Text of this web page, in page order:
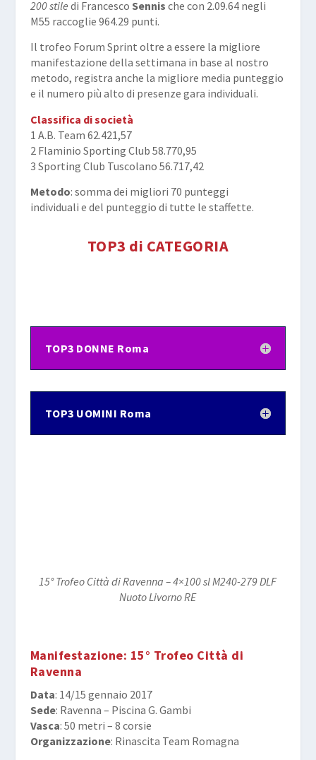
200 stile di Francesco Sennis che con 2.09.64 negli
M55 raccoglie 964.29 punti.
Il trofeo Forum Sprint oltre a essere la migliore
manifestazione della settimana in base al nostro
metodo, registra anche la migliore media punteggio
e il numero più alto di presenze gara individuali.
Classifica di società
1 A.B. Team 62.421,57
2 Flaminio Sporting Club 58.770,95
3 Sporting Club Tuscolano 56.717,42
Metodo: somma dei migliori 70 punteggi
individuali e del punteggio di tutte le staffette.
TOP3 di CATEGORIA
TOP3 DONNE Roma
TOP3 UOMINI Roma
15° Trofeo Città di Ravenna – 4×100 sl M240-279 DLF
Nuoto Livorno RE
Manifestazione: 15° Trofeo Città di
Ravenna
Data: 14/15 gennaio 2017
Sede: Ravenna – Piscina G. Gambi
Vasca: 50 metri – 8 corsie
Organizzazione: Rinascita Team Romagna